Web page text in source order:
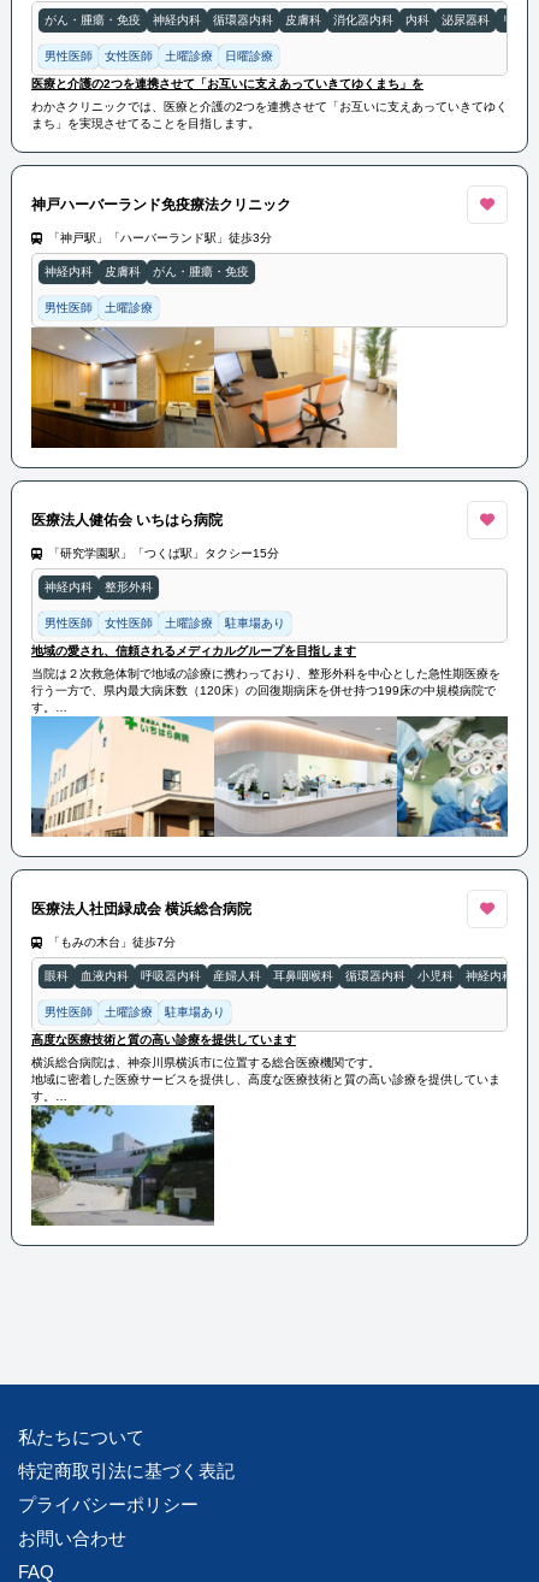
がん・腫瘍・免疫 神経内科 循環器内科 皮膚科 消化器内科 内科 泌尿器科 リハ
男性医師 女性医師 土曜診療 日曜診療
医療と介護の2つを連携させて「お互いに支えあっていきてゆくまち」を
わかさクリニックでは、医療と介護の2つを連携させて「お互いに支えあっていきてゆく
まち」を実現させてることを目指します。
神戸ハーバーランド免疫療法クリニック
「神戸駅」「ハーバーランド駅」徒歩3分
神経内科 皮膚科 がん・腫瘍・免疫
男性医師 土曜診療
医療法人健佑会 いちはら病院
「研究学園駅」「つくば駅」タクシー15分
神経内科 整形外科
男性医師 女性医師 土曜診療 駐車場あり
地域の愛され、信頼されるメディカルグループを目指します
当院は２次救急体制で地域の診療に携わっており、整形外科を中心とした急性期医療を
行う一方で、県内最大病床数（120床）の回復期病床を併せ持つ199床の中規模病院で
す。
地域におけるセンター的役割を持ちつつ、筑波大学病院や筑波メディカルセンター病院
などの周辺急性期病院の後方支援的役割も担っております。また、いちはらメディカル
グループ内介護系施設と密接な連携を保つことで、緊急から在宅まで一貫した医療と介
護を実現しております。
医療法人社団緑成会 横浜総合病院
「もみの木台」徒歩7分
眼科 血液内科 呼吸器内科 産婦人科 耳鼻咽喉科 循環器内科 小児科 神経内科
男性医師 土曜診療 駐車場あり
高度な医療技術と質の高い診療を提供しています
横浜総合病院は、神奈川県横浜市に位置する総合医療機関です。
地域に密着した医療サービスを提供し、高度な医療技術と質の高い診療を提供していま
す。
専門医による診療や最新の医療機器を活用した診断・治療が行われ、地域の健康増進に
貢献しています。
また、救急医療やがん治療、心臓血管疾患など、幅広い診療科目をカバーしており、患
者様のニーズに応える体制が整っています。
私たちについて
特定商取引法に基づく表記
プライバシーポリシー
お問い合わせ
FAQ